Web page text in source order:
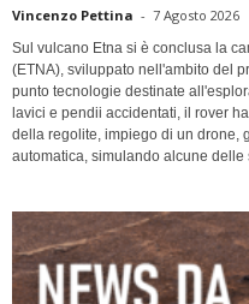
Vincenzo Pettina - 7 Agosto 2026
Sul vulcano Etna si è conclusa la
(ETNA), sviluppato nell'ambito del
punto tecnologie destinate
lavici e pendii accidentati, il rover
della regolite, impiego di un drone,
automatica, simulando alcune